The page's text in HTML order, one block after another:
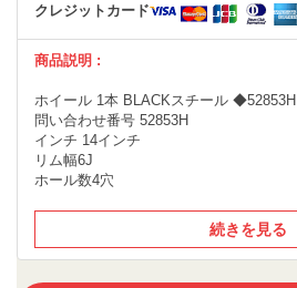
クレジットカード
商品説明 :
ホイール 1本 BLACKスチール ◆52853H
問い合わせ番号 52853H
インチ 14インチ
リム幅6J
ホール数4穴
続きを見る